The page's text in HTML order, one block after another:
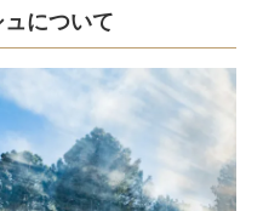
について